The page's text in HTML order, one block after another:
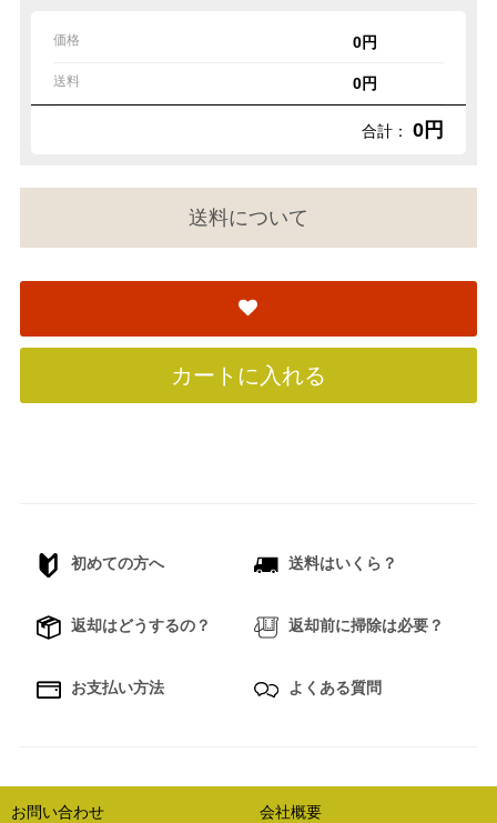
価格 0円
送料 0円
合計： 0円
送料について
カートに入れる
初めての方へ 送料はいくら？
返却はどうするの？ 返却前に掃除は必要？
お支払い方法 よくある質問
お問い合わせ 会社概要